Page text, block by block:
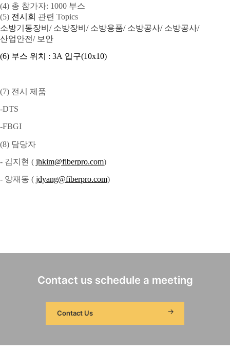
(4) 총 참가자: 1000 부스
(5) 전시회 관련 Topics
소방기동장비/ 소방장비/ 소방용품/ 소방공사/ 소방공사/
산업안전/ 보안
(6) 부스 위치 : 3A 입구(10x10)
(7) 전시 제품
-DTS
-FBGI
(8) 담당자
- 김지현 ( jhkim@fiberpro.com)
- 양재동 ( jdyang@fiberpro.com)
Contact us schedule a meeting
Contact Us